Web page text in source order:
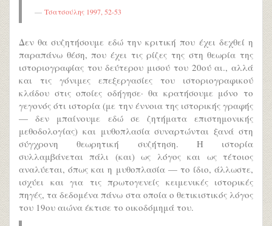
Τσατσούλης 1997, 52-53
Δεν θα συζητήσουμε εδώ την κριτική που έχει δεχθεί η
παραπάνω θέση, που έχει τις ρίζες της στη θεωρία της
ιστοριογραφίας του δεύτερου μισού του 20ού αι., αλλά
και τις γόνιμες επεξεργασίες του ιστοριογραφικού
κλάδου στις οποίες οδήγησε· θα κρατήσουμε μόνο το
γεγονός ότι ιστορία (με την έννοια της ιστορικής γραφής
— δεν μπαίνουμε εδώ σε ζητήματα επιστημονικής
μεθοδολογίας) και μυθοπλασία συναρτώνται ξανά στη
σύγχρονη θεωρητική συζήτηση. Η ιστορία
συλλαμβάνεται πάλι (και) ως λόγος και ως τέτοιος
αναλύεται, όπως και η μυθοπλασία — το ίδιο, άλλωστε,
ισχύει και για τις πρωτογενείς κειμενικές ιστορικές
πηγές, τα δεδομένα πάνω στα οποία ο θετικιστικός λόγος
του 19ου αιώνα έκτισε το οικοδόμημά του.